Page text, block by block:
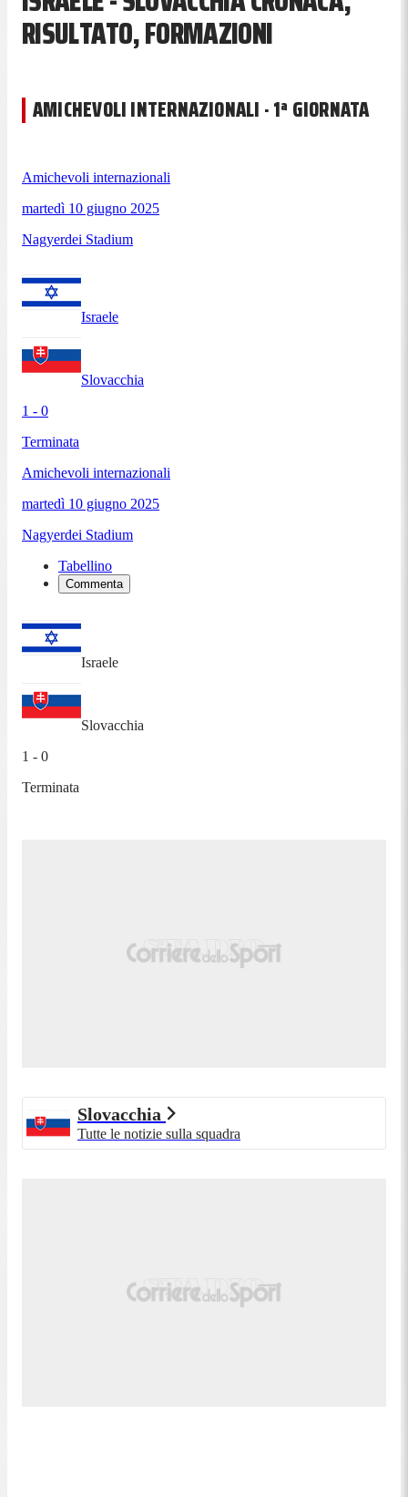
RISULTATO, FORMAZIONI
AMICHEVOLI INTERNAZIONALI · 1ª GIORNATA
Amichevoli internazionali
martedì 10 giugno 2025
Nagyerdei Stadium
Israele
Slovacchia
1 - 0
Terminata
Amichevoli internazionali
martedì 10 giugno 2025
Nagyerdei Stadium
Tabellino
Commenta
Israele
Slovacchia
1 - 0
Terminata
Slovacchia
Tutte le notizie sulla squadra